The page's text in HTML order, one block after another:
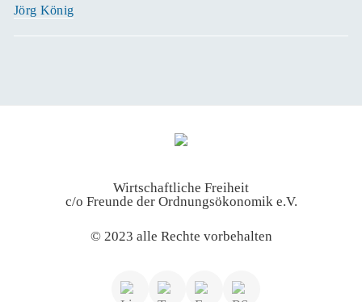
Jörg König
Wirtschaftliche Freiheit
c/o Freunde der Ordnungsökonomik e.V.
© 2023 alle Rechte vorbehalten